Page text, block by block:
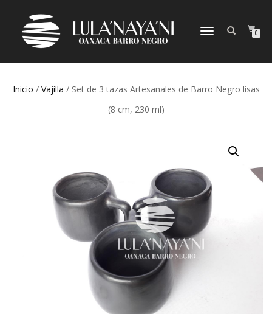
CAMBIAR
0
Inicio / Vajilla / Set de 3 tazas Artesanales de Barro Negro lisas
(8 cm, 230 ml)